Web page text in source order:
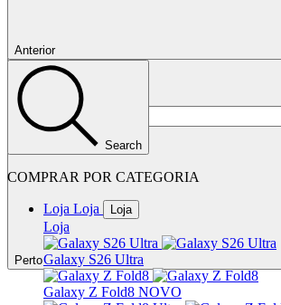
Continuar
Perto
Anterior
Search
COMPRAR POR CATEGORIA
Loja Loja Loja
Loja
Galaxy S26 Ultra
Galaxy Z Fold8 NOVO